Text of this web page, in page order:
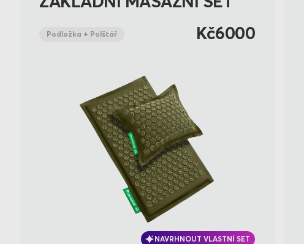
Podložka + Polštář Kč6000
NAVRHNOUT VLASTNÍ SET